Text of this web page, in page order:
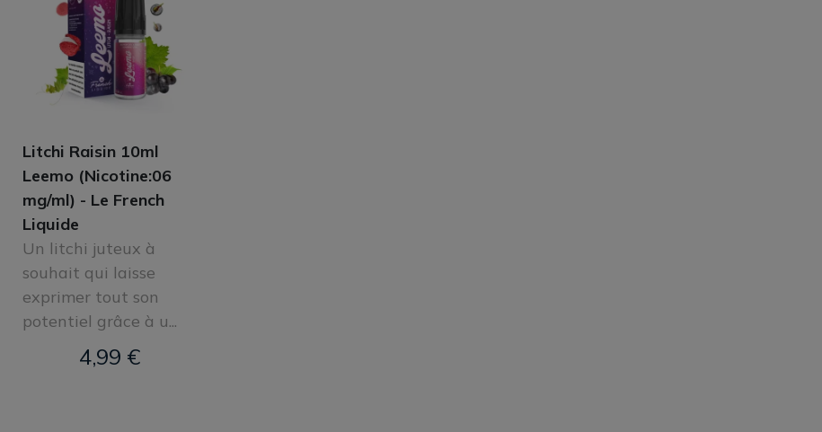
Litchi Raisin 10ml
Leemo (Nicotine:06
mg/ml) - Le French
Liquide
Un litchi juteux à
souhait qui laisse
exprimer tout son
potentiel grâce à u...
4,99 €